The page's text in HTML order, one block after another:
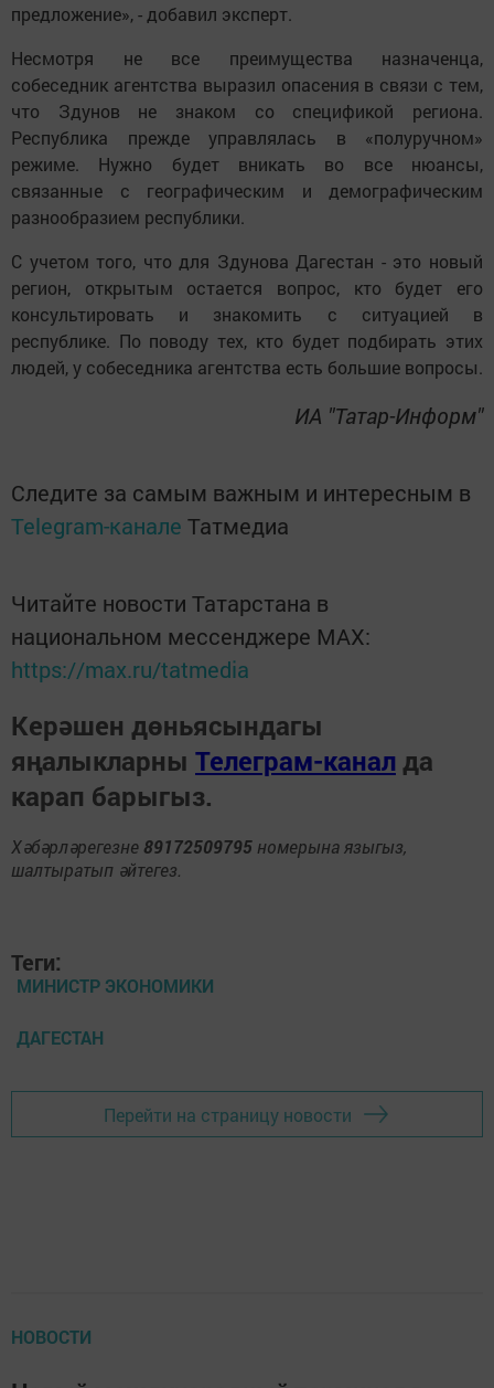
предложение», - добавил эксперт.
Несмотря не все преимущества назначенца,
собеседник агентства выразил опасения в связи с тем,
что Здунов не знаком со спецификой региона.
Республика прежде управлялась в «полуручном»
режиме. Нужно будет вникать во все нюансы,
связанные с географическим и демографическим
разнообразием республики.
С учетом того, что для Здунова Дагестан - это новый
регион, открытым остается вопрос, кто будет его
консультировать и знакомить с ситуацией в
республике. По поводу тех, кто будет подбирать этих
людей, у собеседника агентства есть большие вопросы.
ИА "Татар-Информ"
Следите за самым важным и интересным в
Telegram-канале Татмедиа
Читайте новости Татарстана в
национальном мессенджере MАХ:
https://max.ru/tatmedia
Керәшен дөньясындагы
яңалыкларны Телеграм-канал да
карап барыгыз.
Хәбәрләрегезне 89172509795 номерына языгыз,
шалтыратып әйтегез.
Теги:
МИНИСТР ЭКОНОМИКИ
ДАГЕСТАН
Перейти на страницу новости
НОВОСТИ